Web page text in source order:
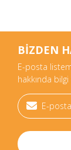
BİZDEN
E-posta
hakkında